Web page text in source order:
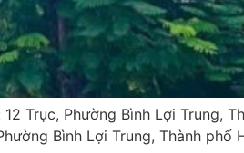
12 Trục, Phường Bình Lợi
Bình Lợi Trung, Thành